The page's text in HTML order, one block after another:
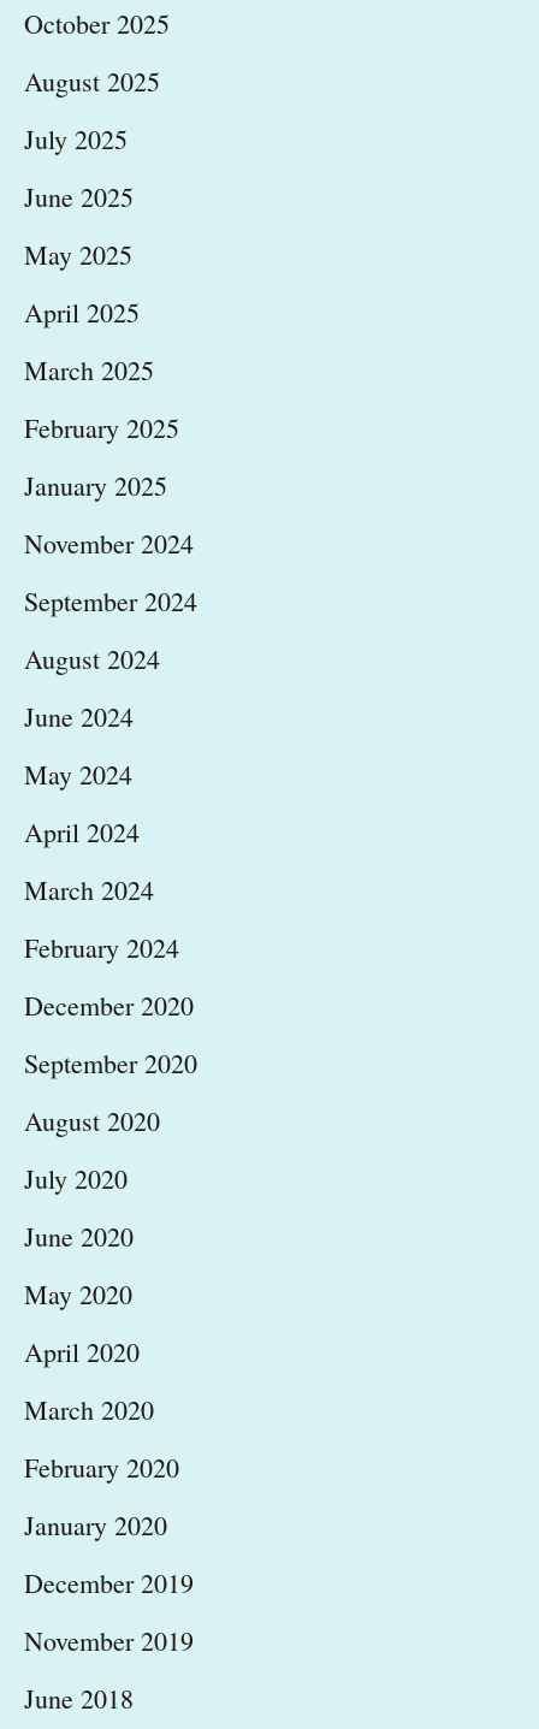
October 2025
August 2025
July 2025
June 2025
May 2025
April 2025
March 2025
February 2025
January 2025
November 2024
September 2024
August 2024
June 2024
May 2024
April 2024
March 2024
February 2024
December 2020
September 2020
August 2020
July 2020
June 2020
May 2020
April 2020
March 2020
February 2020
January 2020
December 2019
November 2019
June 2018